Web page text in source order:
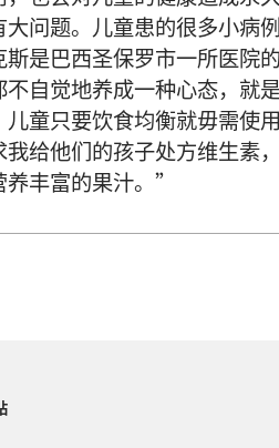
问题。儿童患的很多小病
是巴西圣保罗市一所医院
自觉地养成一种心态，就
童只要饮食均衡就毋需使
给他们的孩子处方维生素
丰富的果汁。”